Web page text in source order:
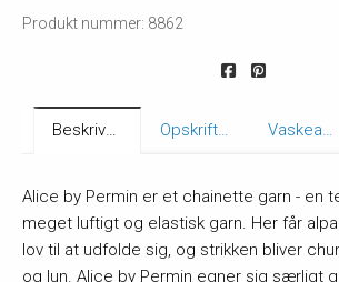
Produkt nummer: 8862
Beskrivelse Opskrifter Vaskeanvisning
Alice by Permin er et chainette garn - en
meget luftigt og elastisk garn. Her får
lov til at udfolde sig, og strikken bliver
og lun. Alice by Permin egner sig særligt